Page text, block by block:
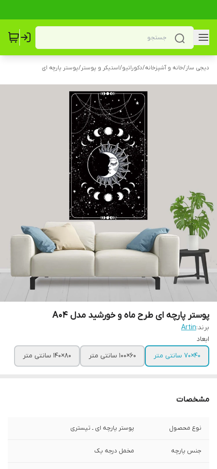
دیجی ساز/خانه و آشپزخانه/دکوراتیو/استیکر و پوستر/پوستر پارچه ای
پوستر پارچه ای طرح ماه و‌ خورشید مدل A04
برند:Artin
ابعاد
۴۰×۷۰ سانتی متر
۶۰×۱۰۰ سانتی متر ۸۰×۱۴۰ سانتی متر
مشخصات
نوع محصول پوستر پارچه ای ـ تپستری
جنس پارچه مخمل درجه یک